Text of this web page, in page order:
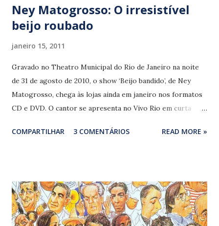
Ney Matogrosso: O irresistível
beijo roubado
janeiro 15, 2011
Gravado no Theatro Municipal do Rio de Janeiro na noite
de 31 de agosto de 2010, o show ‘Beijo bandido’, de Ney
Matogrosso, chega às lojas ainda em janeiro nos formatos
CD e DVD. O cantor se apresenta no Vivo Rio em curta
lançamento de ‘Beijo bandido ao vivo’. Prestes a completar
‘Estava escrito’, CD lançado por Ney em 1994. A afinação
impecável impressiona logo no primeiro número. Sempre
disposto a seduzir – ostentando plumas e paetês ou
COMPARTILHAR 3 COMENTÁRIOS READ MORE »